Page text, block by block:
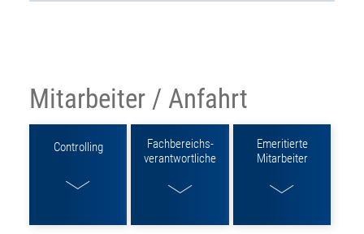
Mitarbeiter / Anfahrt
Controlling
Fachbereichs­
verantwortliche
Emeritierte
Mitarbeiter